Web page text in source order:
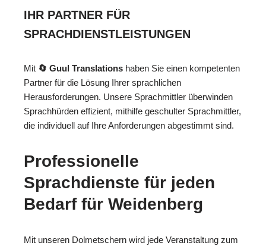
IHR PARTNER FÜR
SPRACHDIENSTLEISTUNGEN
Mit 🔄 Guul Translations haben Sie einen kompetenten
Partner für die Lösung Ihrer sprachlichen
Herausforderungen. Unsere Sprachmittler überwinden
Sprachhürden effizient, mithilfe geschulter Sprachmittler,
die individuell auf Ihre Anforderungen abgestimmt sind.
Professionelle
Sprachdienste für jeden
Bedarf für Weidenberg
Mit unseren Dolmetschern wird jede Veranstaltung zum